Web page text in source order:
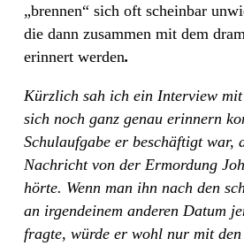
„brennen“ sich oft scheinbar
die dann zusammen mit dem
erinnert werden.
Kürzlich sah ich ein Interview
sich noch ganz genau erinnern
Schulaufgabe er beschäftigt war,
Nachricht von der Ermordung
hörte. Wenn man ihn nach den
an irgendeinem anderen Datum
fragte, würde er wohl nur mit den